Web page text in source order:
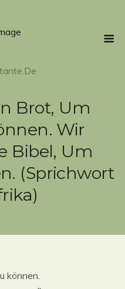
Brot, Um
Wir
Bibel, Um
(Sprichwort
können.